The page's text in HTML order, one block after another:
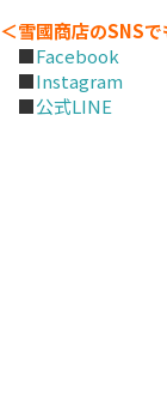
＜雪國商店のSNS
■Facebook
■Instagram
■公式LINE